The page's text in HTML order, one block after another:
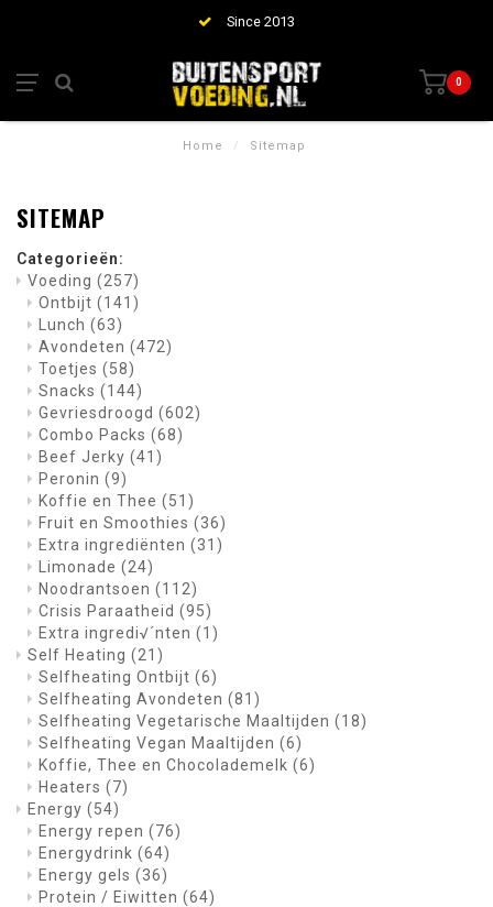
Since 2013
0
Home / Sitemap
SITEMAP
Categorieën:
Voeding (257)
Ontbijt (141)
Lunch (63)
Avondeten (472)
Toetjes (58)
Snacks (144)
Gevriesdroogd (602)
Combo Packs (68)
Beef Jerky (41)
Peronin (9)
Koffie en Thee (51)
Fruit en Smoothies (36)
Extra ingrediënten (31)
Limonade (24)
Noodrantsoen (112)
Crisis Paraatheid (95)
Extra ingredi√´nten (1)
Self Heating (21)
Selfheating Ontbijt (6)
Selfheating Avondeten (81)
Selfheating Vegetarische Maaltijden (18)
Selfheating Vegan Maaltijden (6)
Koffie, Thee en Chocolademelk (6)
Heaters (7)
Energy (54)
Energy repen (76)
Energydrink (64)
Energy gels (36)
Protein / Eiwitten (64)